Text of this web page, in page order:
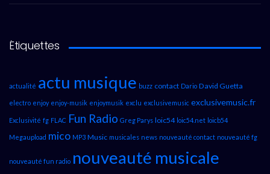
Étiquettes
actualité actu musique buzz contact Dario David Guetta
electro enjoy enjoy-musik enjoymusik exclu exclusivemusic exclusivemusic.fr
Exclusivité fg FLAC Fun Radio Greg Parys loic54 loic54.net loicb54
Megaupload mico MP3 Music musicales news nouveauté contact nouveauté fg
nouveauté fun radio nouveauté musicale